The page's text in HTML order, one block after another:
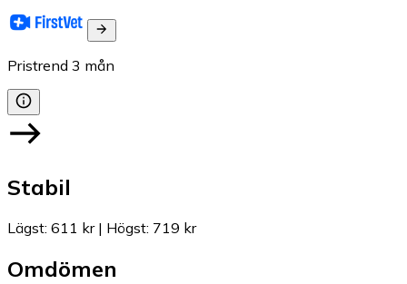
Pristrend 3 mån
Stabil
Lägst: 611 kr| Högst: 719 kr
Omdömen